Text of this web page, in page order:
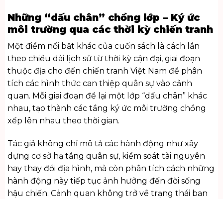
Những “dấu chân” chồng lớp – Ký ức
môi trường qua các thời kỳ chiến tranh
Một điểm nổi bật khác của cuốn sách là cách lần
theo chiều dài lịch sử từ thời kỳ cận đại, giai đoạn
thuộc địa cho đến chiến tranh Việt Nam để phân
tích các hình thức can thiệp quân sự vào cảnh
quan. Mỗi giai đoạn để lại một lớp “dấu chân” khác
nhau, tạo thành các tầng ký ức môi trường chồng
xếp lên nhau theo thời gian.
Tác giả không chỉ mô tả các hành động như xây
dựng cơ sở hạ tầng quân sự, kiểm soát tài nguyên
hay thay đổi địa hình, mà còn phân tích cách những
hành động này tiếp tục ảnh hưởng đến đời sống
hậu chiến. Cảnh quan không trở về trạng thái ban